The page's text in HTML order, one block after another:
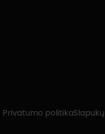
Privatumo politika